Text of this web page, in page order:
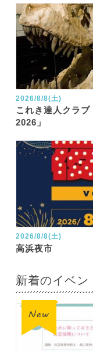
2026/8/8(土)
これき達人クラ
2026」
2026/8/8(土)
高浜夜市
新着のイベン